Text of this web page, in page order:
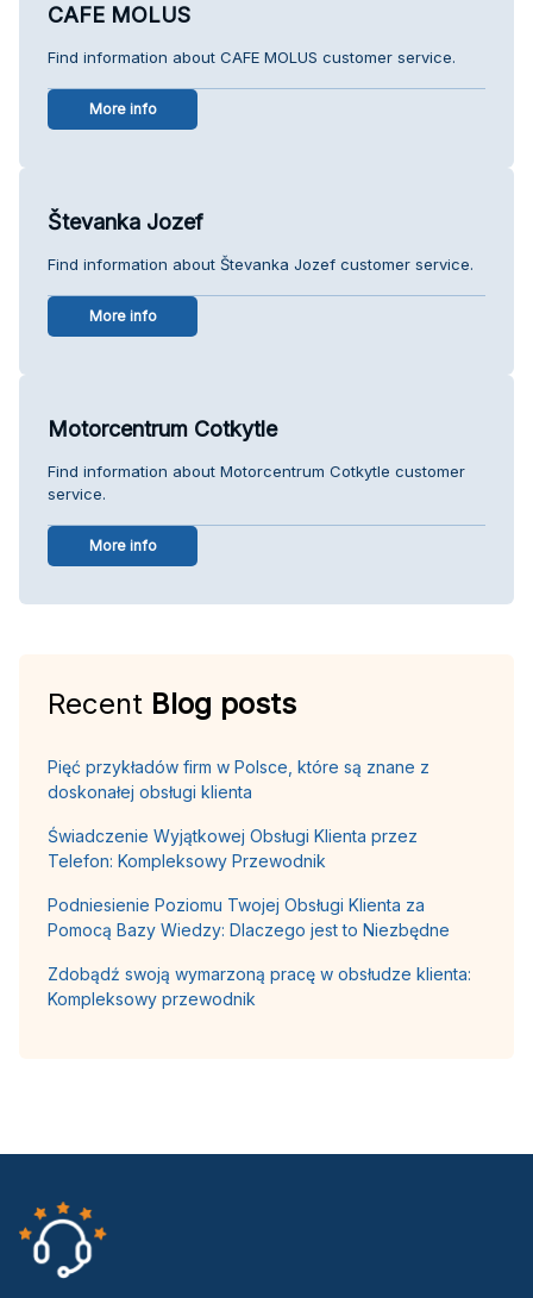
CAFE MOLUS
Find information about CAFE MOLUS customer service.
More info
Števanka Jozef
Find information about Števanka Jozef customer service.
More info
Motorcentrum Cotkytle
Find information about Motorcentrum Cotkytle customer
service.
More info
Recent Blog posts
Pięć przykładów firm w Polsce, które są znane z
doskonałej obsługi klienta
Świadczenie Wyjątkowej Obsługi Klienta przez
Telefon: Kompleksowy Przewodnik
Podniesienie Poziomu Twojej Obsługi Klienta za
Pomocą Bazy Wiedzy: Dlaczego jest to Niezbędne
Zdobądź swoją wymarzoną pracę w obsłudze klienta:
Kompleksowy przewodnik